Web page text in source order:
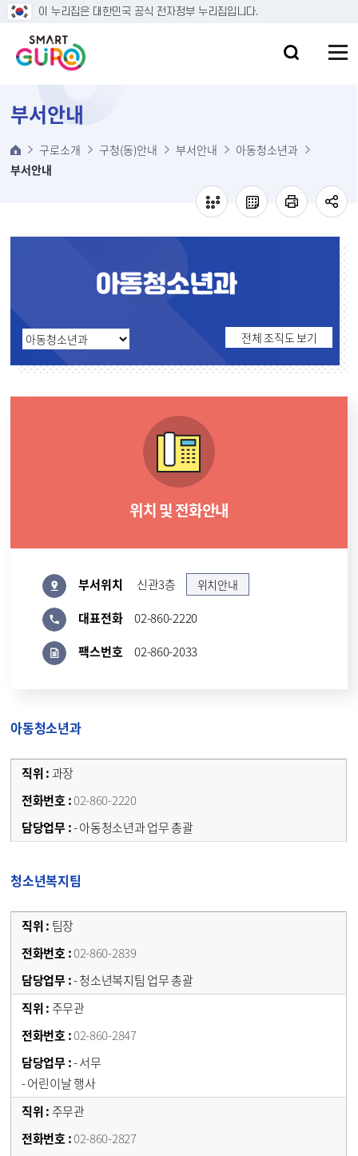
본문 바로가기
이 누리집은 대한민국 공식 전자정부 누리집입니다.
부서안내
구로소개 구청(동)안내 부서안내
아동청소년과
부서안내
전체 조직도 보기
위치 및 전화안내
부서위치 신관3층 위치안내
대표전화
02-860-2220
팩스번호
02-860-2033
아동청소년과
과장
02-860-2220
- 아동청소년과 업무 총괄
청소년복지팀
팀장
02-860-2839
- 청소년복지팀 업무 총괄
주무관
02-860-2847
- 서무
- 어린이날 행사
주무관
02-860-2827